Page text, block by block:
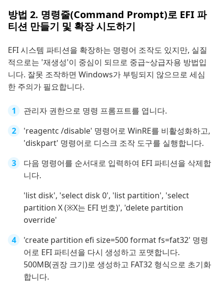
방법 2. 명령줄(Command Prompt)로 EFI 파
티션 만들기 및 확장 시도하기
EFI 시스템 파티션을 확장하는 명령어 조작도 있지만, 실질
적으로는 '재생성'이 중심이 되므로 중급~상급자용 방법입
니다. 잘못 조작하면 Windows가 부팅되지 않으므로 세심
한 주의가 필요합니다.
관리자 권한으로 명령 프롬프트를 엽니다.
'reagentc /disable' 명령어로 WinRE를 비활성화하고,
'diskpart' 명령어로 디스크 조작 도구를 실행합니다.
다음 명령어를 순서대로 입력하여 EFI 파티션을 삭제합
니다.
'list disk', 'select disk 0', 'list partition', 'select
partition X (※X는 EFI 번호)', 'delete partition
override'
'create partition efi size=500 format fs=fat32' 명령
어로 EFI 파티션을 다시 생성하고 포맷합니다.
500MB(권장 크기)로 생성하고 FAT32 형식으로 초기화
합니다.